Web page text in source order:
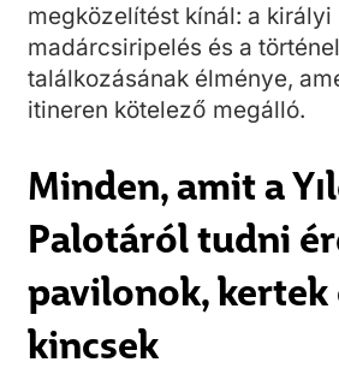
megközelítést kínál: a királyi
madárcsiripelés és a
találkozásának élménye,
itineren kötelező megálló.
Minden, amit a
Palotáról tudni
pavilonok,
kincsek